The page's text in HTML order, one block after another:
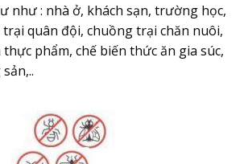
như : nhà ở, khách sạn, trường học,
quân đội, chuồng trại chăn nuôi,
phẩm, chế biến thức ăn gia súc,